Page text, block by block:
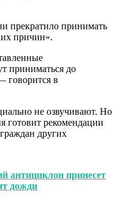
прекратило принимать
причин».
приниматься до
говорится в
не озвучивают. Но
готовит рекомендации
других
антициклон принесет
дожди